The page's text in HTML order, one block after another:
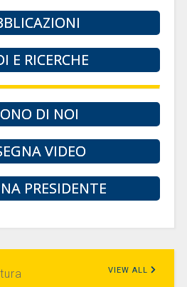
E RICERCHE
DI NOI
VIDEO
PRESIDENTE
VIEW ALL